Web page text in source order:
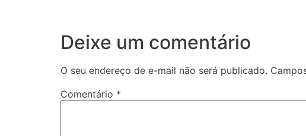
Deixe um comentário
O seu endereço de e-mail não será publicado.
Comentário *